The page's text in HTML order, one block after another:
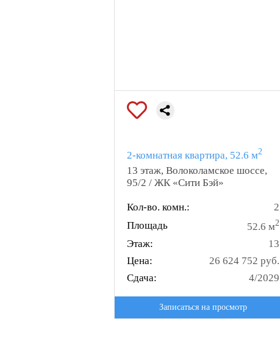
2-комнатная квартира, 52.6 м2
13 этаж, Волоколамское шоссе,
95/2 / ЖК «Сити Бэй»
Кол-во. комн.:
2
Площадь
52.6 м2
Этаж:
13
Цена:
26 624 752 руб.
Сдача:
4/2029
Записаться на просмотр